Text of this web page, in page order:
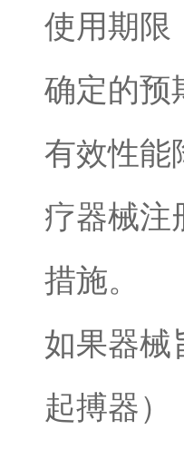
使用期限
确定的预
有效性能
疗器械注
措施。
如果器械
起搏器）